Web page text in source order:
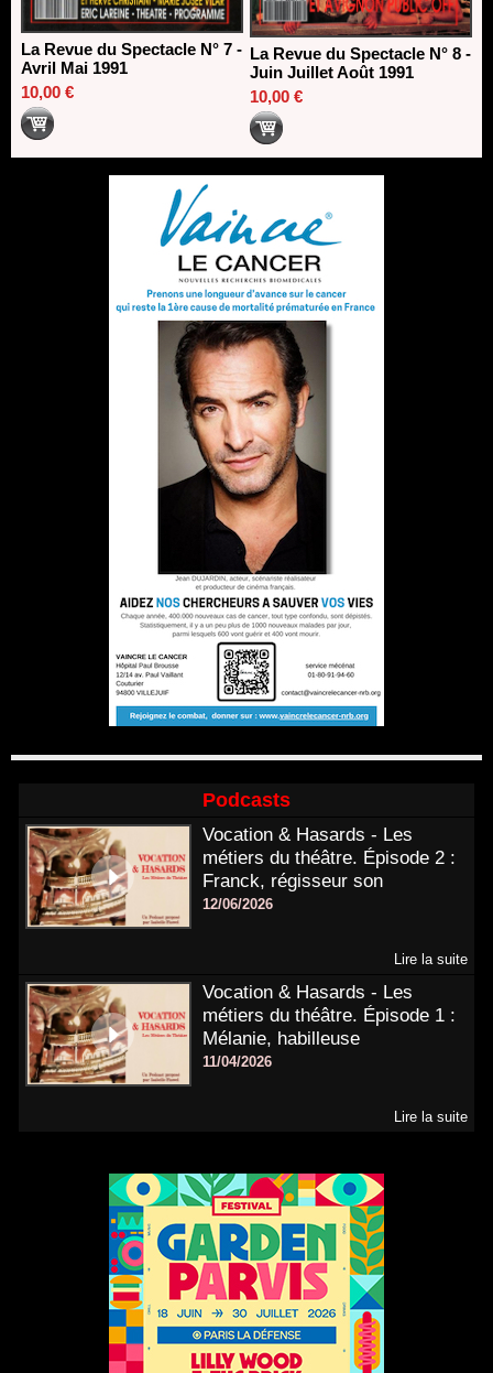
La Revue du Spectacle N° 7 -
Avril Mai 1991
10,00 €
La Revue du Spectacle N° 8 -
Juin Juillet Août 1991
10,00 €
Podcasts
Vocation & Hasards - Les
métiers du théâtre. Épisode 2 :
Franck, régisseur son
12/06/2026
Lire la suite
Vocation & Hasards - Les
métiers du théâtre. Épisode 1 :
Mélanie, habilleuse
11/04/2026
Lire la suite